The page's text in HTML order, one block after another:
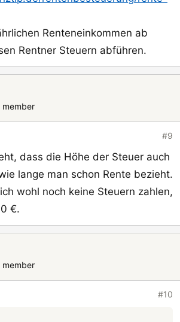
Renteneinkommen ab
Rentner Steuern abführen.
member
#9
dass die Höhe der Steuer auch
lange man schon Rente bezieht.
wohl noch keine Steuern zahlen,
€.
member
#10